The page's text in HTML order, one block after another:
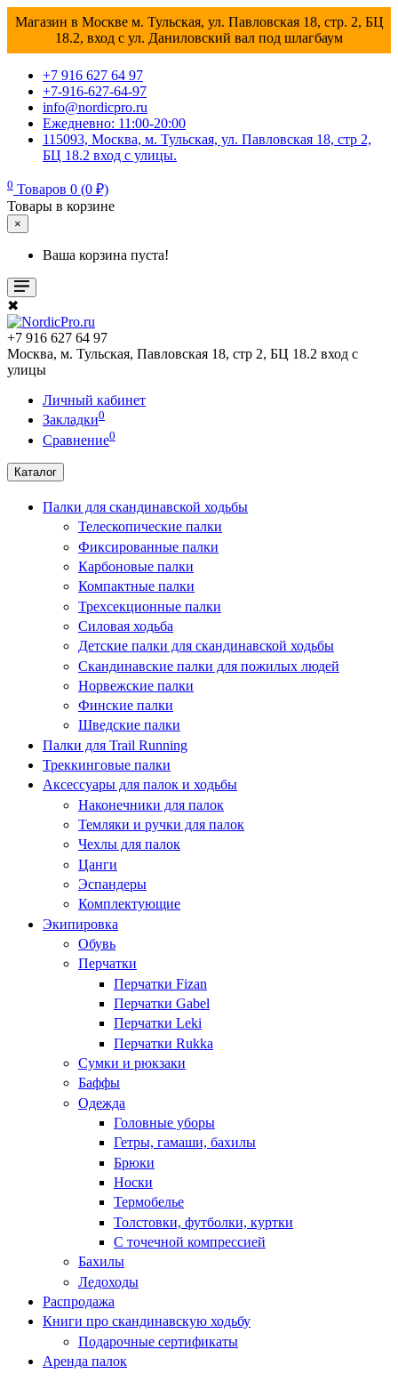
Магазин в Москве м. Тульская, ул. Павловская 18, стр. 2, БЦ
18.2, вход с ул. Даниловский вал под шлагбаум
+7 916 627 64 97
+7-916-627-64-97
info@nordicpro.ru
Ежедневно: 11:00-20:00
115093, Москва, м. Тульская, ул. Павловская 18, стр 2,
БЦ 18.2 вход с улицы.
0 Товаров 0 (0 ₽)
Товары в корзине
×
Ваша корзина пуста!
✖
+7 916 627 64 97
Москва, м. Тульская, Павловская 18, стр 2, БЦ 18.2 вход с
улицы
Личный кабинет
Закладки0
Сравнение0
Каталог
Палки для скандинавской ходьбы
Телескопические палки
Фиксированные палки
Карбоновые палки
Компактные палки
Трехсекционные палки
Силовая ходьба
Детские палки для скандинавской ходьбы
Скандинавские палки для пожилых людей
Норвежские палки
Финские палки
Шведские палки
Палки для Trail Running
Треккинговые палки
Аксессуары для палок и ходьбы
Наконечники для палок
Темляки и ручки для палок
Чехлы для палок
Цанги
Эспандеры
Комплектующие
Экипировка
Обувь
Перчатки
Перчатки Fizan
Перчатки Gabel
Перчатки Leki
Перчатки Rukka
Сумки и рюкзаки
Баффы
Одежда
Головные уборы
Гетры, гамаши, бахилы
Брюки
Носки
Термобелье
Толстовки, футболки, куртки
С точечной компрессией
Бахилы
Ледоходы
Распродажа
Книги про скандинавскую ходьбу
Подарочные сертификаты
Аренда палок